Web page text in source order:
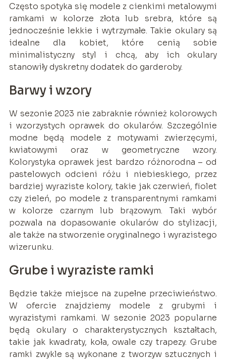
Często spotyka się modele z cienkimi metalowymi
ramkami w kolorze złota lub srebra, które są
jednocześnie lekkie i wytrzymałe. Takie okulary są
idealne dla kobiet, które cenią sobie
minimalistyczny styl i chcą, aby ich okulary
stanowiły dyskretny dodatek do garderoby.
Barwy i wzory
W sezonie 2023 nie zabraknie również kolorowych
i wzorzystych oprawek do okularów. Szczególnie
modne będą modele z motywami zwierzęcymi,
kwiatowymi oraz w geometryczne wzory.
Kolorystyka oprawek jest bardzo różnorodna – od
pastelowych odcieni różu i niebieskiego, przez
bardziej wyraziste kolory, takie jak czerwień, fiolet
czy zieleń, po modele z transparentnymi ramkami
w kolorze czarnym lub brązowym. Taki wybór
pozwala na dopasowanie okularów do stylizacji,
ale także na stworzenie oryginalnego i wyrazistego
wizerunku.
Grube i wyraziste ramki
Będzie także miejsce na zupełne przeciwieństwo.
W ofercie znajdziemy modele z grubymi i
wyrazistymi ramkami. W sezonie 2023 popularne
będą okulary o charakterystycznych kształtach,
takie jak kwadraty, koła, owale czy trapezy. Grube
ramki zwykle są wykonane z tworzyw sztucznych i